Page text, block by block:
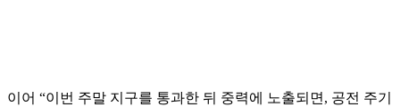
이어 “이번 주말 지구를 통과한 뒤 중력에 노출되면, 공전 주기